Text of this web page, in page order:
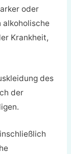
oder
alkoholische
Krankheit,
des
der